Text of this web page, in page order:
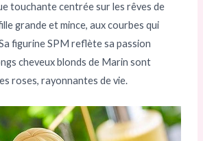
touchante centrée sur les rêves de
grande et mince, aux courbes qui
figurine SPM reflète sa passion
cheveux blonds de Marin sont
roses, rayonnantes de vie.